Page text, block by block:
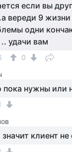
если вы
вереди 9
одни
удачи вам
0
пока нужны или
клиент не